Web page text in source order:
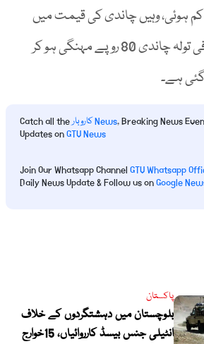
ہوئی، وہیں چاندی کی قیمت میں
اضافہ ریکارڈ کیا گیا۔ فی تولہ چاندی 80 روپے مہنگی ہو کر
Catch all the کاروبار News, Breaking News
Updates onGTV News
Join Our Whatsapp ChannelGTV Whatsapp
Daily News Update & Follow us onGoogle
پاکستان
بلوچستان میں دہشتگردوں کے خلاف
انٹیلی جنس بیسڈ کارروائیاں، 15خوارج